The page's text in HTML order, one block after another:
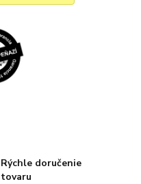
Rýchle doručenie
tovaru